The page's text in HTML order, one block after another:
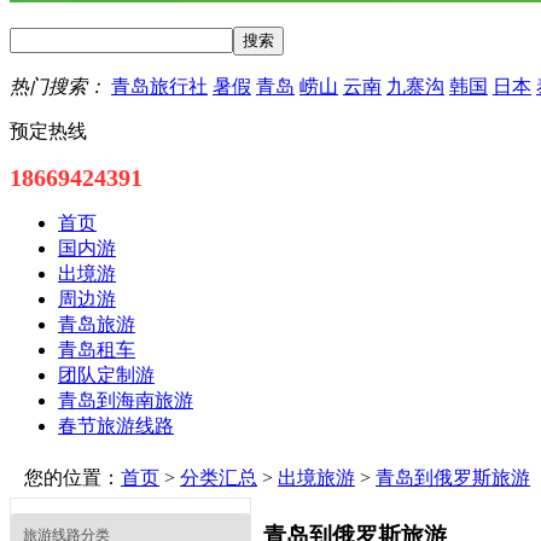
热门搜索： 青岛旅行社 暑假 青岛 崂山 云南 九寨沟 韩国 日本
预定热线
18669424391
首页
国内游
出境游
周边游
青岛旅游
青岛租车
团队定制游
青岛到海南旅游
春节旅游线路
您的位置： 首页 > 分类汇总 > 出境旅游 > 青岛到俄罗斯旅游
旅游线路分类 青岛到俄罗斯旅游